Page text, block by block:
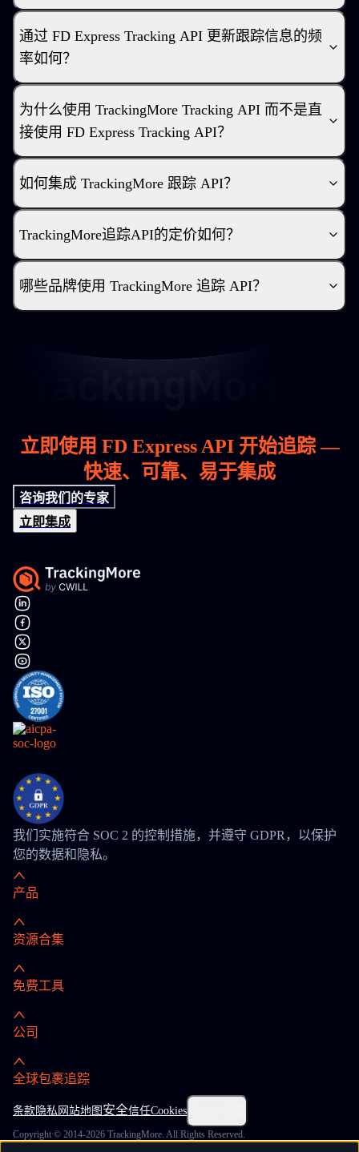
通过 FD Express Tracking API 更新跟踪信息的频
率如何？
为什么使用 TrackingMore Tracking API 而不是直
接使用 FD Express Tracking API？
如何集成 TrackingMore 跟踪 API？
TrackingMore追踪API的定价如何？
哪些品牌使用 TrackingMore 追踪 API？
立即使用 FD Express API 开始追踪 —
快速、可靠、易于集成
咨询我们的专家
立即集成
我们实施符合 SOC 2 的控制措施，并遵守 GDPR，以保护
您的数据和隐私。
产品
资源合集
免费工具
公司
全球包裹追踪
条款隐私 网站地图 安全信任Cookies
Copyright © 2014-2026 TrackingMore. All Rights Reserved.